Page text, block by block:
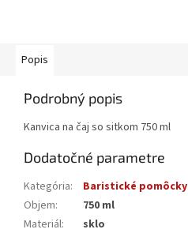
Popis
Podrobný popis
Kanvica na čaj so sitkom 750 ml
Dodatočné parametre
Kategória:
Baristické pomôcky
Objem:
750 ml
Materiál:
sklo